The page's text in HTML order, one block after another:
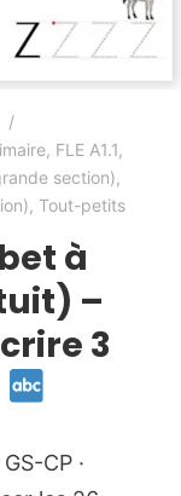
, FLE A1.1,
section),
, Tout-petits
à
–
3
CP ·